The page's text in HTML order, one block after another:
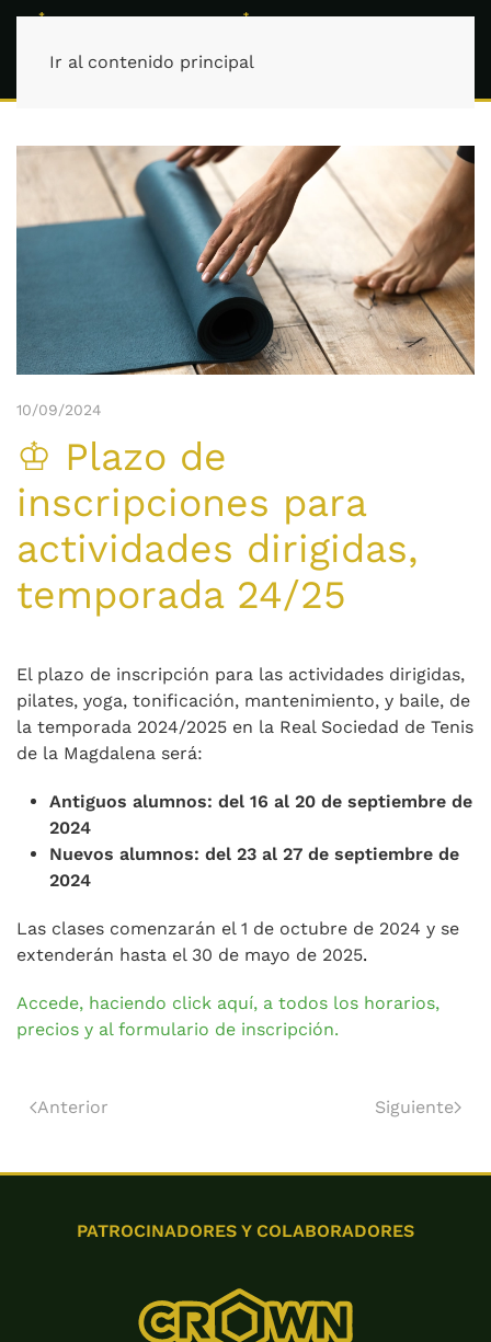
Ir al contenido principal
10/09/2024
♔ Plazo de
inscripciones para
actividades dirigidas,
temporada 24/25
El plazo de inscripción para las actividades dirigidas,
pilates, yoga, tonificación, mantenimiento, y baile, de
la temporada 2024/2025 en la Real Sociedad de Tenis
de la Magdalena será:
Antiguos alumnos: del 16 al 20 de septiembre de
2024
Nuevos alumnos: del 23 al 27 de septiembre de
2024
Las clases comenzarán el 1 de octubre de 2024 y se
extenderán hasta el 30 de mayo de 2025.
Accede, haciendo click aquí, a todos los horarios,
precios y al formulario de inscripción.
Anterior Siguiente
PATROCINADORES Y COLABORADORES